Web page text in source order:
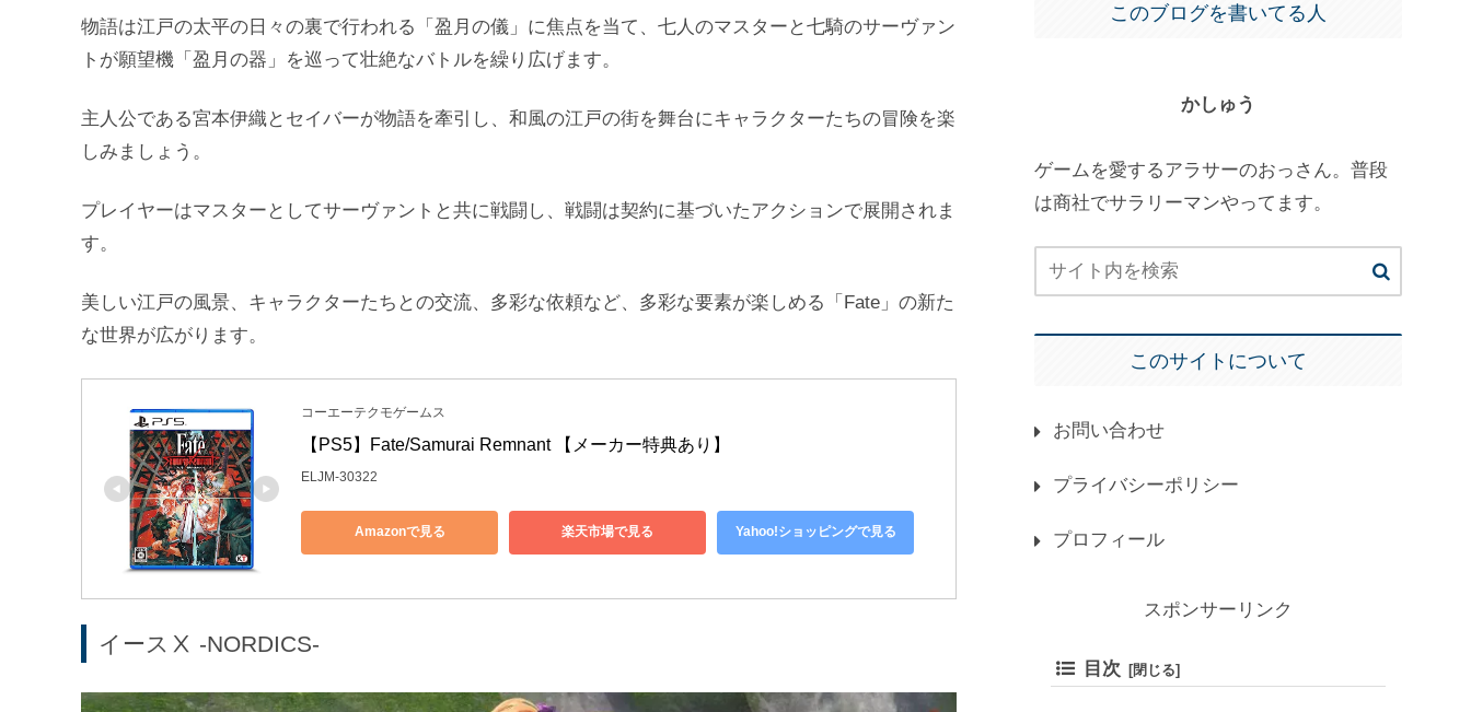
物語は江戸の太平の日々の裏で行われる「盈月の儀」に焦点を当て、七人のマスターと七騎のサーヴァン
トが願望機「盈月の器」を巡って壮絶なバトルを繰り広げます。
主人公である宮本伊織とセイバーが物語を牽引し、和風の江戸の街を舞台にキャラクターたちの冒険を楽
しみましょう。
プレイヤーはマスターとしてサーヴァントと共に戦闘し、戦闘は契約に基づいたアクションで展開されま
す。
美しい江戸の風景、キャラクターたちとの交流、多彩な依頼など、多彩な要素が楽しめる「Fate」の新た
な世界が広がります。
コーエーテクモゲームス
【PS5】Fate/Samurai Remnant 【メーカー特典あり】
ELJM-30322
Amazonで見る 楽天市場で見る Yahoo!ショッピングで見る
イースⅩ -NORDICS-
このブログを書いてる人
かしゅう
ゲームを愛するアラサーのおっさん。普段
は商社でサラリーマンやってます。
このサイトについて
お問い合わせ
プライバシーポリシー
プロフィール
スポンサーリンク
目次